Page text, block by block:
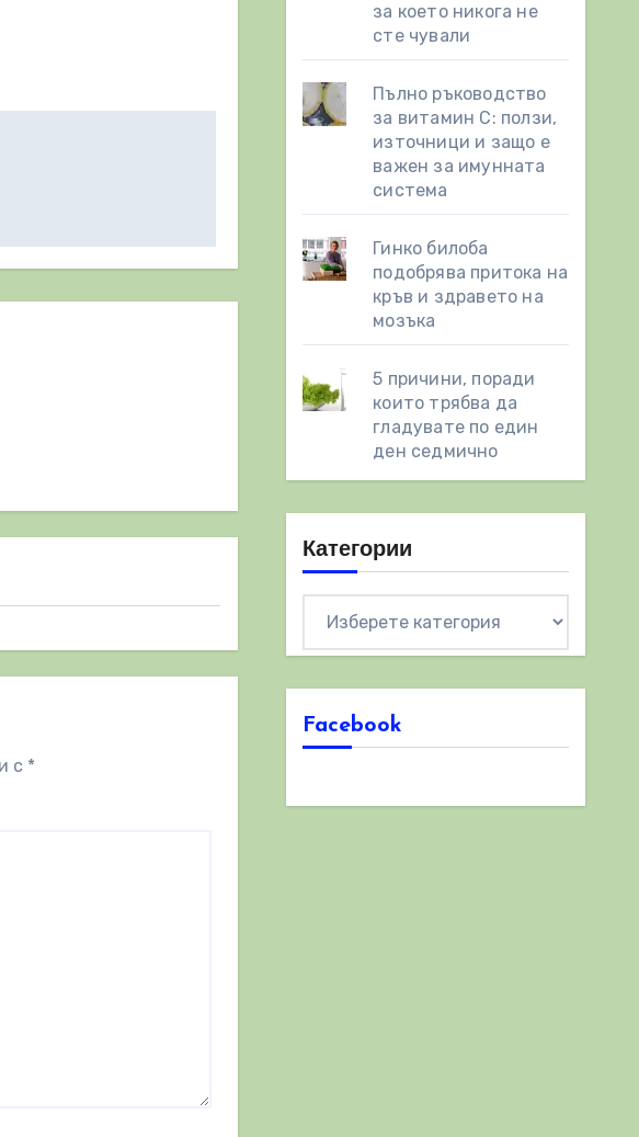
с *
за което никога не
сте чували
Пълно ръководство
за витамин С: ползи,
източници и защо е
важен за имунната
система
Гинко билоба
подобрява притока на
кръв и здравето на
мозъка
5 причини, поради
които трябва да
гладувате по един
ден седмично
Категории
Facebook